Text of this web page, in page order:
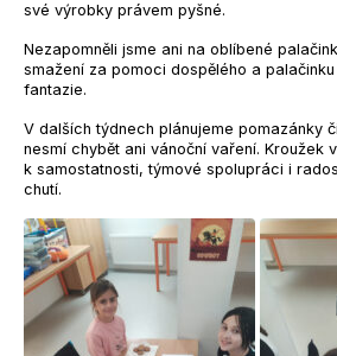
své výrobky právem pyšné.
Nezapomněli jsme ani na oblíbené
smažení za pomoci dospělého a
fantazie.
V dalších týdnech plánujeme pomazánky
nesmí chybět ani vánoční vaření. Kroužek
k samostatnosti, týmové spolupráci i
chutí.